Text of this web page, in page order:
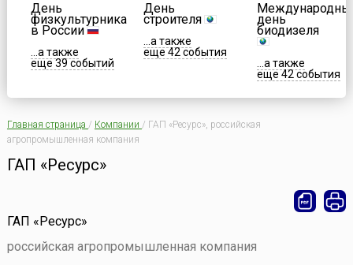
День
физкультурника
в России
...а также
еще 39 событий
День
строителя
...а также
еще 42 события
день
биодизеля
...а также
еще 42 события
Главная страница / Компании / ГАП «Ресурс», российская
агропромышленная компания
ГАП «Ресурс»
ГАП «Ресурс»
российская агропромышленная компания